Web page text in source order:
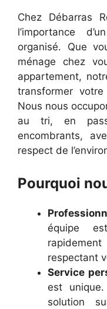
Chez Débarras
l’importance
organisé. Que
ménage chez
appartement,
transformer
Nous nous
au tri, en
encombrants,
respect de
Pourquoi
équipe
respectant
Service
est
solution